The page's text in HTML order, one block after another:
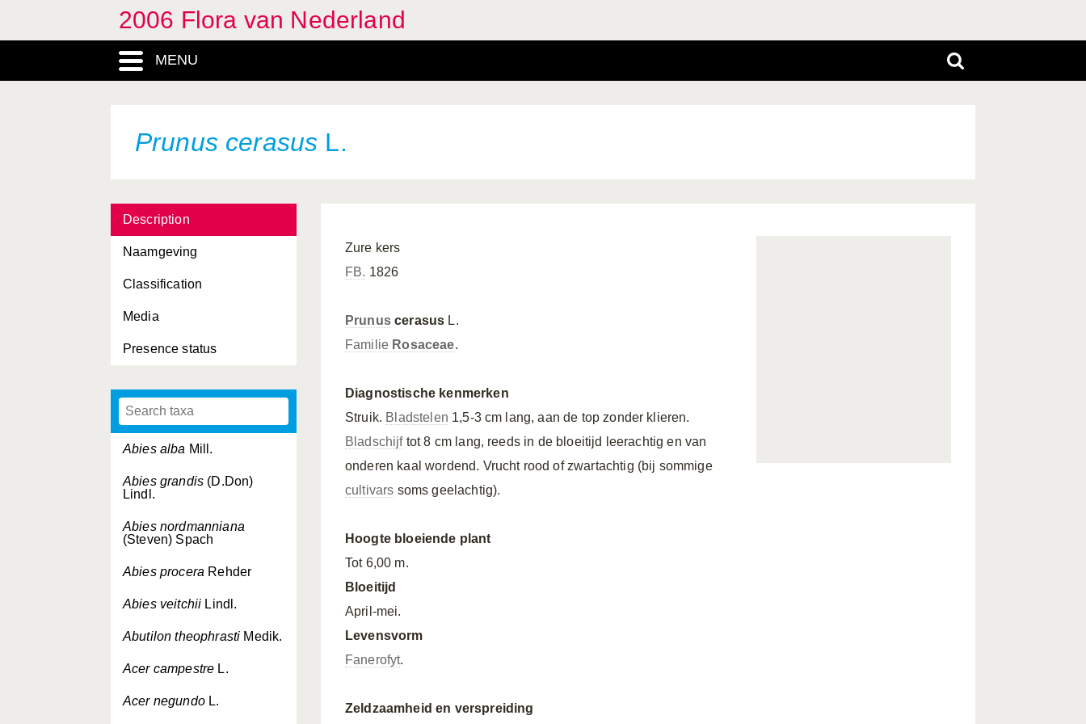
2006 Flora van Nederland
MENU
Prunus cerasus L.
Description
Naamgeving
Classification
Media
Presence status
Abies alba Mill.
Abies grandis (D.Don)
Lindl.
Abies nordmanniana
(Steven) Spach
Abies procera Rehder
Abies veitchii Lindl.
Abutilon theophrasti Medik.
Acer campestre L.
Acer negundoL.
Zure kers
FB. 1826
Prunuscerasus L.
Familie Rosaceae.
Diagnostische kenmerken
Struik. Bladstelen 1,5-3 cm lang, aan de top zonder klieren.
Bladschijftot 8 cm lang, reeds in de bloeitijd leerachtig en van
onderen kaal wordend. Vrucht rood of zwartachtig (bij sommige
cultivars soms geelachtig).
Hoogte bloeiende plant
Tot 6,00 m.
Bloeitijd
April-mei.
Levensvorm
Fanerofyt.
Zeldzaamheid en verspreiding